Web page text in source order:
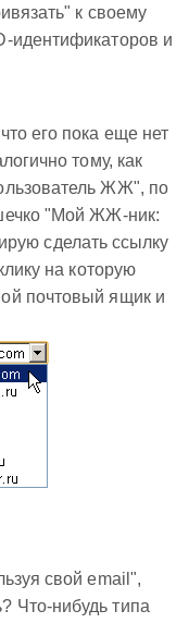
к своему
идентификаторов и
его пока еще нет
тому, как
ЖЖ", по
"Мой ЖЖ-ник:
сделать ссылку
на которую
почтовый ящик и
свой email",
Что-нибудь типа